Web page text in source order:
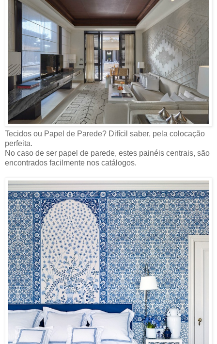
Tecidos ou Papel de Parede? Difícil saber, pela colocação
perfeita.
No caso de ser papel de parede, estes painéis centrais, são
encontrados facilmente nos catálogos.